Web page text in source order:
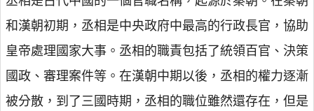
和漢朝初期，丞相是中央政府中最高的行政長官，協助
皇帝處理國家大事。丞相的職責包括了統領百官、決策
國政、審理案件等。在漢朝中期以後，丞相的權力逐漸
被分散，到了三國時期，丞相的職位雖然還存在，但是